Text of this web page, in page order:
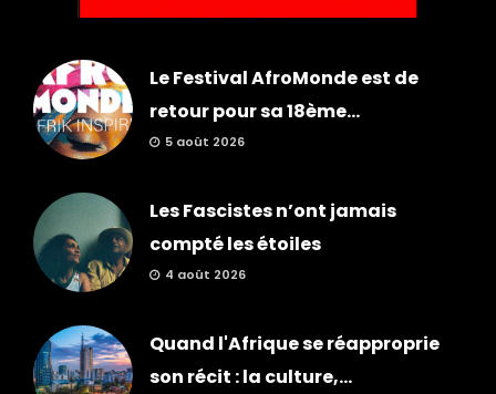
Le Festival AfroMonde est de
retour pour sa 18ème...
5 août 2026
Les Fascistes n’ont jamais
compté les étoiles
4 août 2026
Quand l'Afrique se réapproprie
son récit : la culture,...